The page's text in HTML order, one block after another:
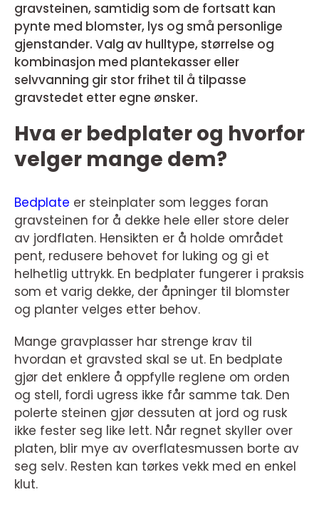
gravsteinen, samtidig som de fortsatt kan
pynte med blomster, lys og små personlige
gjenstander. Valg av hulltype, størrelse og
kombinasjon med plantekasser eller
selvvanning gir stor frihet til å tilpasse
gravstedet etter egne ønsker.
Hva er bedplater og hvorfor
velger mange dem?
Bedplate er steinplater som legges foran
gravsteinen for å dekke hele eller store deler
av jordflaten. Hensikten er å holde området
pent, redusere behovet for luking og gi et
helhetlig uttrykk. En bedplater fungerer i praksis
som et varig dekke, der åpninger til blomster
og planter velges etter behov.
Mange gravplasser har strenge krav til
hvordan et gravsted skal se ut. En bedplate
gjør det enklere å oppfylle reglene om orden
og stell, fordi ugress ikke får samme tak. Den
polerte steinen gjør dessuten at jord og rusk
ikke fester seg like lett. Når regnet skyller over
platen, blir mye av overflatesmussen borte av
seg selv. Resten kan tørkes vekk med en enkel
klut.